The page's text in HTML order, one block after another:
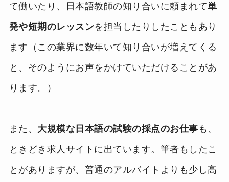
て働いたり、日本語教師の知り合いに頼まれて単
発や短期のレッスンを担当したりしたこともあり
ます（この業界に数年いて知り合いが増えてくる
と、そのようにお声をかけていただけることがあ
ります。）
また、 大規模な日本語の試験の採点のお仕事 も、
ときどき求人サイトに出ています。筆者もしたこ
とがありますが、普通のアルバイトよりも少し高